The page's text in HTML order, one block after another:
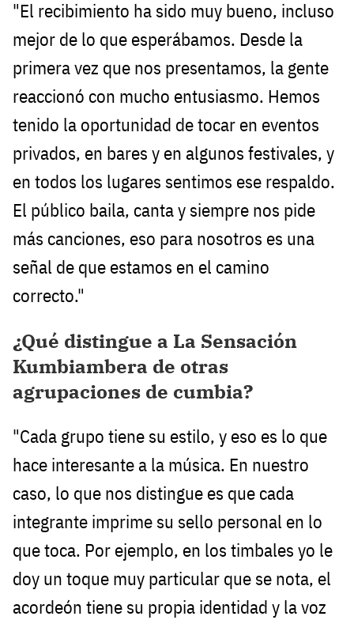
"El recibimiento ha sido muy bueno, incluso
mejor de lo que esperábamos. Desde la
primera vez que nos presentamos, la gente
reaccionó con mucho entusiasmo. Hemos
tenido la oportunidad de tocar en eventos
privados, en bares y en algunos festivales, y
en todos los lugares sentimos ese respaldo.
El público baila, canta y siempre nos pide
más canciones, eso para nosotros es una
señal de que estamos en el camino
correcto."
¿Qué distingue a La Sensación
Kumbiambera de otras
agrupaciones de cumbia?
"Cada grupo tiene su estilo, y eso es lo que
hace interesante a la música. En nuestro
caso, lo que nos distingue es que cada
integrante imprime su sello personal en lo
que toca. Por ejemplo, en los timbales yo le
doy un toque muy particular que se nota, el
acordeón tiene su propia identidad y la voz